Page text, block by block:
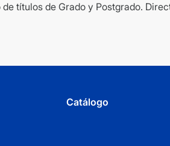
títulos de Grado y Postgrado.
Catálogo